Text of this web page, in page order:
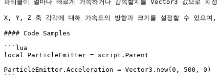
파티클이 얼마나 빠르게 가속하거나 감속할지를 Vector3 값으로 지
X, Y, Z 축 각각에 대해 가속도의 방향과 크기를 설정할 수 있으며,
#### Code Samples
```lua
local ParticleEmitter = script.Parent
ParticleEmitter.Acceleration = Vector3.new(0, 500, 0)
```